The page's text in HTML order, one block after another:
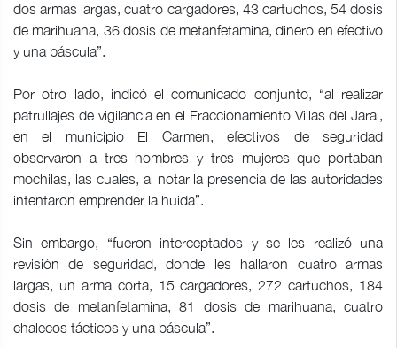
dos armas largas, cuatro cargadores, 43 cartuchos, 54 dosis
de marihuana, 36 dosis de metanfetamina, dinero en efectivo
y una báscula”.
Por otro lado, indicó el comunicado conjunto, “al realizar
patrullajes de vigilancia en el Fraccionamiento Villas del Jaral,
en el municipio El Carmen, efectivos de seguridad
observaron a tres hombres y tres mujeres que portaban
mochilas, las cuales, al notar la presencia de las autoridades
intentaron emprender la huida”.
Sin embargo, “fueron interceptados y se les realizó una
revisión de seguridad, donde les hallaron cuatro armas
largas, un arma corta, 15 cargadores, 272 cartuchos, 184
dosis de metanfetamina, 81 dosis de marihuana, cuatro
chalecos tácticos y una báscula”.